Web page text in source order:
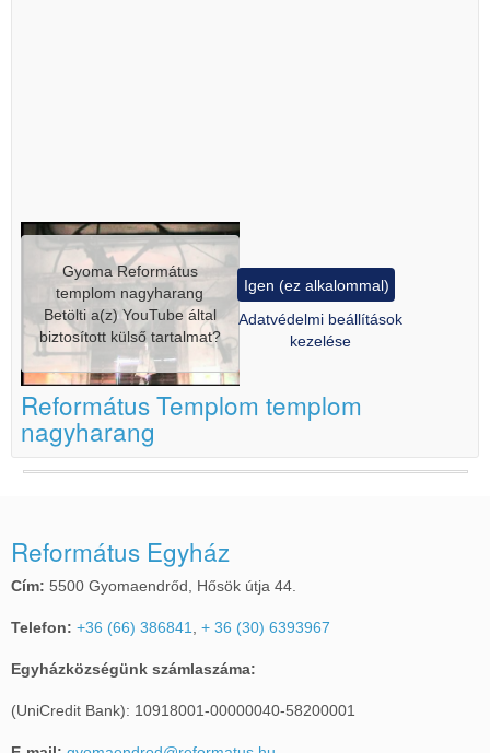
Gyoma Református
templom nagyharang
Betölti a(z)YouTubeáltal
biztosított külső tartalmat?
Igen (ez alkalommal)
Adatvédelmi beállítások
kezelése
Református Templom templom
nagyharang
Református Egyház
Cím: 5500 Gyomaendrőd, Hősök útja 44.
Telefon: +36 (66) 386841 + 36 (30) 6393967
Egyházközségünk számlaszáma:
(UniCredit Bank): 10918001-00000040-58200001